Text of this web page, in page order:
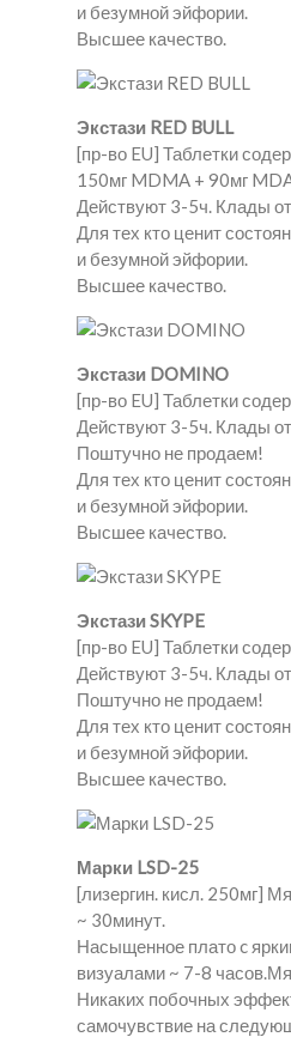
и безумной эйфории.
Высшее качество.
Экстази RED BULL
[пр-во EU] Таблетки
150мг MDMA + 90мг
Действуют 3-5ч. Клады
Для тех кто ценит
и безумной эйфории.
Высшее качество.
Экстази DOMINO
[пр-во EU] Таблетки
Действуют 3-5ч. Клады
Поштучно не продаем!
Для тех кто ценит
и безумной эйфории.
Высшее качество.
Экстази SKYPE
[пр-во EU] Таблетки
Действуют 3-5ч. Клады
Поштучно не продаем!
Для тех кто ценит
и безумной эйфории.
Высшее качество.
Марки LSD-25
[лизергин. кисл. 250мг]
~ 30минут.
Насыщенное плато c
визуалами ~ 7-8
Никаких побочных
самочувствие на